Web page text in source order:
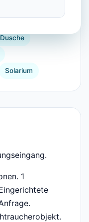
Dusche
Solarium
1